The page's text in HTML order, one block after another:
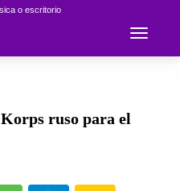
o escritorio
Toggle
ruso para el